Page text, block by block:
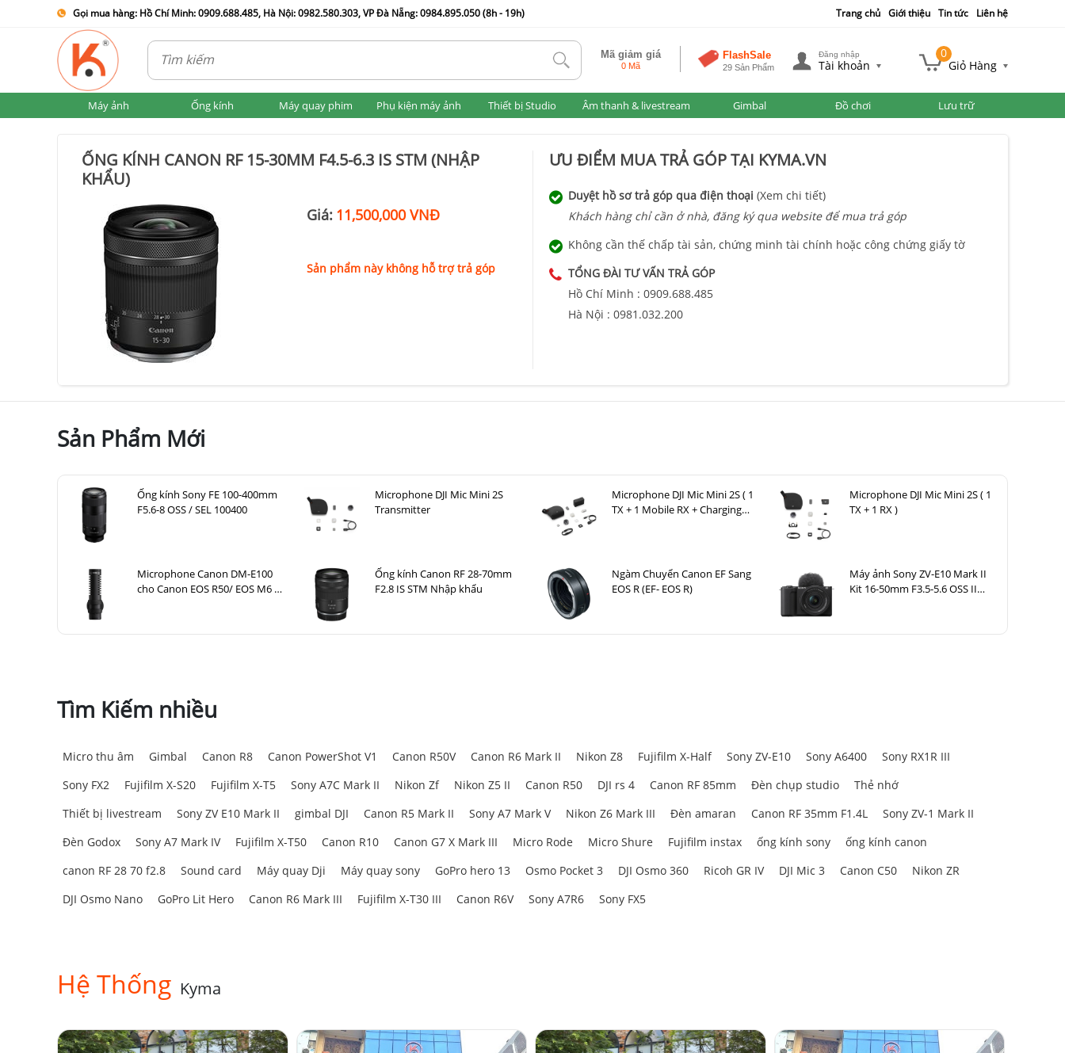
Gọi mua hàng: Hồ Chí Minh: 0909.688.485, Hà Nội: 0982.580.303, VP Đà Nẵng: 0984.895.050 (8h - 19h) Trang chủ Giới thiệu Tin tức Liên hệ
tlk Mã giảm giá
0 Mã
FlashSale
29 Sản Phẩm
Đăng nhập
Tài khoản
0
Giỏ Hàng
Máy ảnh Ống kính Máy quay phim Phụ kiện máy ảnh Thiết bị Studio Âm thanh & livestream Gimbal Đồ chơi Lưu trữ
ỐNG KÍNH CANON RF 15-30MM F4.5-6.3 IS STM (NHẬP
KHẨU)
Giá: 11,500,000 VNĐ
Sản phẩm này không hỗ trợ trả góp
ƯU ĐIỂM MUA TRẢ GÓP TẠI KYMA.VN
Duyệt hồ sơ trả góp qua điện thoại (Xem chi tiết)
Khách hàng chỉ cần ở nhà, đăng ký qua website để mua trả góp
Không cần thế chấp tài sản, chứng minh tài chính hoặc công chứng giấy tờ
TỔNG ĐÀI TƯ VẤN TRẢ GÓP
Hồ Chí Minh : 0909.688.485
Hà Nội : 0981.032.200
Sản Phẩm Mới
Ống kính Sony FE 100-400mm
F5.6-8 OSS / SEL 100400
Microphone DJI Mic Mini 2S
Transmitter
Microphone DJI Mic Mini 2S ( 1
TX + 1 Mobile RX + Charging
Microphone DJI Mic Mini 2S ( 1
TX + 1 RX )
Microphone Canon DM-E100
cho Canon EOS R50/ EOS M6 II,
Ống kính Canon RF 28-70mm
F2.8 IS STM Nhập khẩu
Ngàm Chuyển Canon EF Sang
EOS R (EF- EOS R)
Máy ảnh Sony ZV-E10 Mark II
Kit 16-50mm F3.5-5.6 OSS II
Tìm Kiếm nhiều
Micro thu âm Gimbal Canon R8 Canon PowerShot V1 Canon R50V Canon R6 Mark II Nikon Z8 Fujifilm X-Half Sony ZV-E10 Sony A6400
Sony RX1R III
Sony FX2
Fujifilm X-S20 Fujifilm X-T5 Sony A7C Mark II Nikon Zf Nikon Z5 II Canon R50 DJI rs 4 Canon RF 85mm Đèn chụp studio
Thẻ nhớ
Thiết bị livestream
Sony ZV E10 Mark II gimbal DJI Canon R5 Mark II Sony A7 Mark V Nikon Z6 Mark III Đèn amaran Canon RF 35mm F1.4L
Sony ZV-1 Mark II
Đèn Godox
Sony A7 Mark IV Fujifilm X-T50 Canon R10 Canon G7 X Mark III Micro Rode Micro Shure Fujifilm instax ống kính sony
ống kính canon
canon RF 28 70 f2.8
Sound card Máy quay Dji Máy quay sony GoPro hero 13 Osmo Pocket 3 DJI Osmo 360 Ricoh GR IV DJI Mic 3 Canon C50
Nikon ZR
DJI Osmo Nano
GoPro Lit Hero Canon R6 Mark III Fujifilm X-T30 III Canon R6V Sony A7R6 Sony FX5
Hệ Thống Kyma